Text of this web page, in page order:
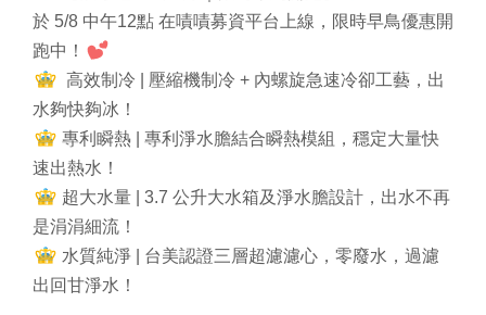
於 5/8 中午12點 在嘖嘖募資平台上線，限時早鳥優惠開
跑中！
高效制冷 | 壓縮機制冷 + 內螺旋急速冷卻工藝，出
水夠快夠冰！
專利瞬熱 | 專利淨水膽結合瞬熱模組，穩定大量快
速出熱水！
超大水量 | 3.7 公升大水箱及淨水膽設計，出水不再
是涓涓細流！
水質純淨 | 台美認證三層超濾濾心，零廢水，過濾
出回甘淨水！